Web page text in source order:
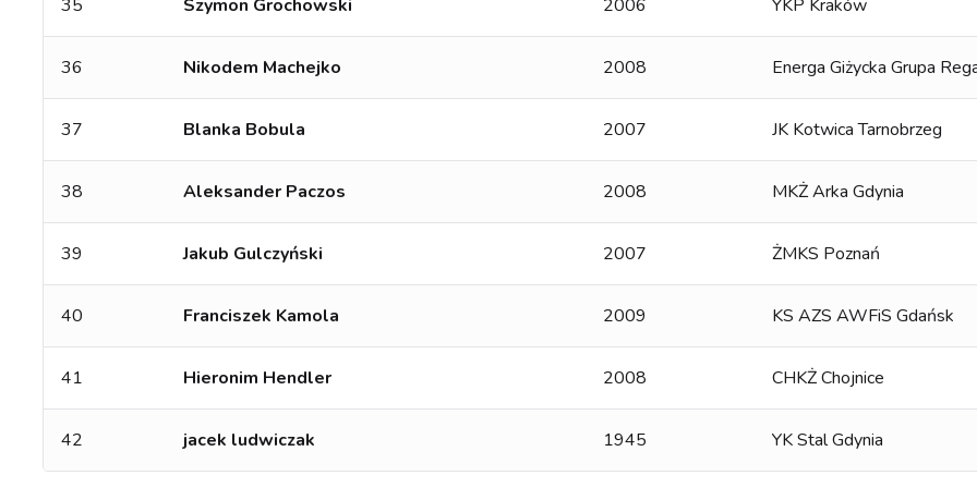
35 Szymon Grochowski 2006 YKP Kraków
36 Nikodem Machejko 2008 Energa Giżycka Grupa
37 Blanka Bobula 2007 JK Kotwica Tarnobrzeg
38 Aleksander Paczos 2008 MKŻ Arka Gdynia
39 Jakub Gulczyński 2007 ŻMKS Poznań
40 Franciszek Kamola 2009 KS AZS AWFiS Gdańsk
41 Hieronim Hendler 2008 CHKŻ Chojnice
42 jacek ludwiczak 1945 YK Stal Gdynia